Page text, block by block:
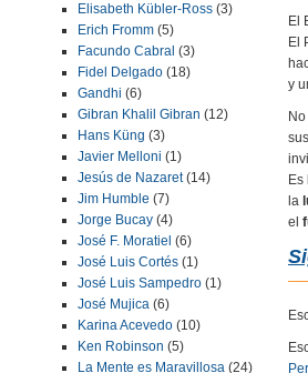
Elisabeth Kübler-Ross (3)
Erich Fromm (5)
Facundo Cabral (3)
Fidel Delgado (18)
Gandhi (6)
Gibran Khalil Gibran (12)
Hans Küng (3)
Javier Melloni (1)
Jesús de Nazaret(14)
Jim Humble (7)
Jorge Bucay (4)
José F. Moratiel (6)
José Luis Cortés (1)
José Luis Sampedro (1)
José Mujica (6)
Karina Acevedo (10)
Ken Robinson (5)
La Mente es Maravillosa (24)
El
El
y
Es
la
el